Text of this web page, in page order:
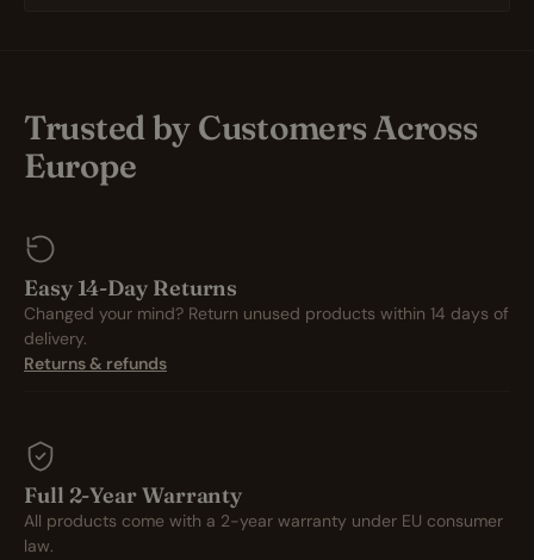
Trusted by Customers Across
Europe
Easy 14-Day Returns
Changed your mind? Return unused products within 14 days of
delivery.
Returns & refunds
Full 2-Year Warranty
All products come with a 2-year warranty under EU consumer
law.